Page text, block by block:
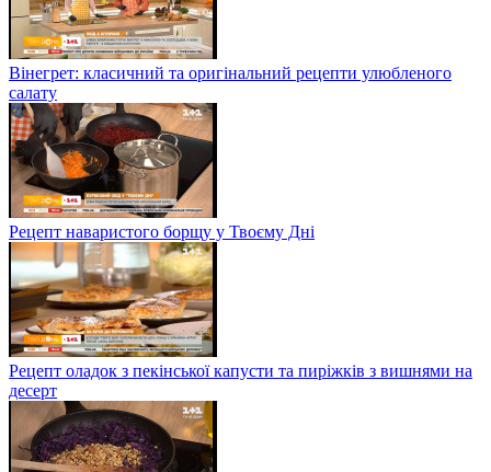
Вінегрет: класичний та оригінальний рецепти улюбленого
салату
Рецепт наваристого борщу у Твоєму Дні
Рецепт оладок з пекінської капусти та пиріжків з вишнями на
десерт